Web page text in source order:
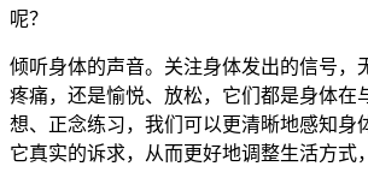
呢？
倾听身体的声音。关注身体发出的信号，
疼痛，还是愉悦、放松，它们都是身体在
想、正念练习，我们可以更清晰地感知身
它真实的诉求，从而更好地调整生活方式